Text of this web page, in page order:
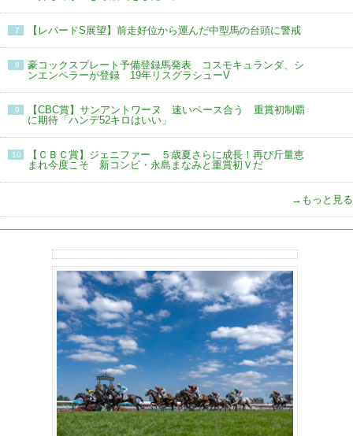
7 【レパードS展望】前走好位から運んだ中型馬の台頭に警戒
8
豪コックスプレート予備登録馬発表 コスモキュランダ、シ
ンエンペラーが登録 19年リスグラシューV
9
【CBC賞】サンアントワーヌ 速いペース合う 重賞初制覇
に期待「ハンデ52キロはいい」
10
【ＣＢＣ賞】ジェニファー ５歳夏さらに成長！再び斤量恵
まれ今度こそ 新コンビ・永島まなみと重賞初Ｖだ
→もっと見る